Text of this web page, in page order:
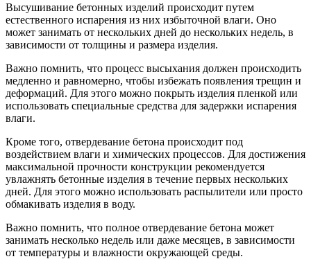
Высушивание бетонных изделий происходит путем
естественного испарения из них избыточной влаги. Оно
может занимать от нескольких дней до нескольких недель, в
зависимости от толщины и размера изделия.
Важно помнить, что процесс высыхания должен происходить
медленно и равномерно, чтобы избежать появления трещин и
деформаций. Для этого можно покрыть изделия пленкой или
использовать специальные средства для задержки испарения
влаги.
Кроме того, отвердевание бетона происходит под
воздействием влаги и химических процессов. Для достижения
максимальной прочности конструкции рекомендуется
увлажнять бетонные изделия в течение первых нескольких
дней. Для этого можно использовать распылители или просто
обмакивать изделия в воду.
Важно помнить, что полное отвердевание бетона может
занимать несколько недель или даже месяцев, в зависимости
от температуры и влажности окружающей среды.